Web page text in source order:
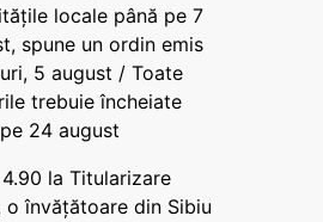
locale până pe 7
spune un ordin emis
5 august / Toate
trebuie încheiate
24 august
la Titularizare
o învățătoare din Sibiu